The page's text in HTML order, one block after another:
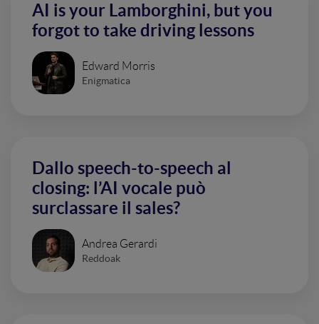
AI is your Lamborghini, but you
forgot to take driving lessons
Edward Morris
Enigmatica
Dallo speech-to-speech al
closing: l’AI vocale può
surclassare il sales?
Andrea Gerardi
Reddoak